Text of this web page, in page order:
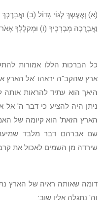
(א) וְאֶעֶשְךָ לְגוֹי גָדוֹל (ב)
וַאֲבָרֲכָה מְבָרְכֶיךָ (ו) וּמְקלֶלְךָ
כל הברכות הללו אמורות
ארץ שהקב"ה יראהו 'אל הארץ
היאך הוא עתיד להראות
ניתן היה להציע כי דבר ה' אל
הארץ הזאת' הוא קיומה של
שם אברהם דבר מלבד
שירדה מן השמים לאכול את
דומה שאותה ראיה של הארץ
וה' נתגלה אליו שוב: